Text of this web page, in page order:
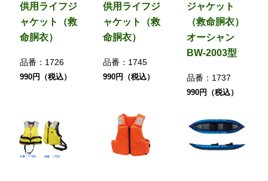
供用ライフジ
ャケット（救
命胴衣）
品番： 1726
990円（税込）
供用ライフジ
ャケット（救
命胴衣）
品番： 1745
990円（税込）
ジャケット
（救命胴衣）
オーシャン
BW-2003型
品番： 1737
990円（税込）